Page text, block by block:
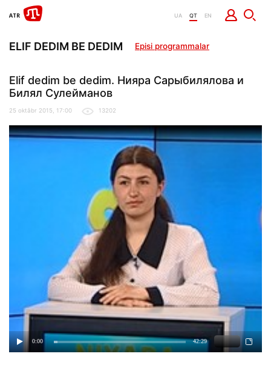
UA QT EN
ELIF DEDIM BE DEDIM Episi programmalar
Elif dedim be dedim. Нияра Сарыбилялова и
Билял Сулейманов
25 oktâbr 2015, 17:00 13202